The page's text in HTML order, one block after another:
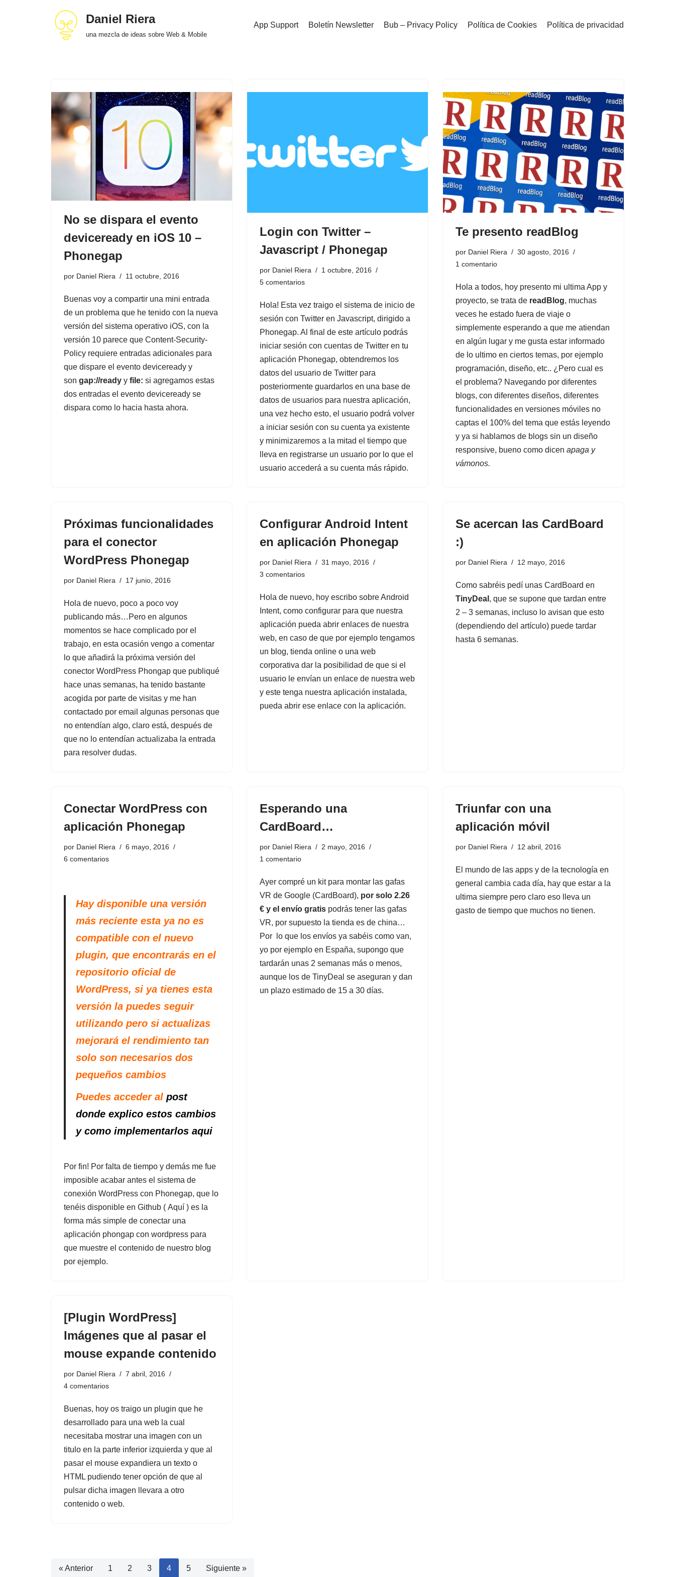
Daniel Riera
una mezcla de ideas sobre Web & Mobile
App Support Boletín Newsletter Bub – Privacy Policy Política de Cookies Política de privacidad
No se dispara el evento
deviceready en iOS 10 –
Phonegap
por Daniel Riera 11 octubre, 2016
Buenas voy a compartir una mini entrada
de un problema que he tenido con la nueva
versión del sistema operativo iOS, con la
versión 10 parece que Content-Security-
Policy requiere entradas adicionales para
que dispare el evento deviceready y
son gap://ready y file: si agregamos estas
dos entradas el evento deviceready se
dispara como lo hacia hasta ahora.
Login con Twitter –
Javascript / Phonegap
por Daniel Riera
1 octubre, 2016
5 comentarios
Hola! Esta vez traigo el sistema de inicio de
sesión con Twitter en Javascript, dirigido a
Phonegap. Al final de este artículo podrás
iniciar sesión con cuentas de Twitter en tu
aplicación Phonegap, obtendremos los
datos del usuario de Twitter para
posteriormente guardarlos en una base de
datos de usuarios para nuestra aplicación,
una vez hecho esto, el usuario podrá volver
a iniciar sesión con su cuenta ya existente
y minimizaremos a la mitad el tiempo que
lleva en registrarse un usuario por lo que el
usuario accederá a su cuenta más rápido.
Te presento readBlog
por Daniel Riera
30 agosto, 2016
1 comentario
Hola a todos, hoy presento mi ultima App y
proyecto, se trata de readBlog, muchas
veces he estado fuera de viaje o
simplemente esperando a que me atiendan
en algún lugar y me gusta estar informado
de lo ultimo en ciertos temas, por ejemplo
programación, diseño, etc.. ¿Pero cual es
el problema? Navegando por diferentes
blogs, con diferentes diseños, diferentes
funcionalidades en versiones móviles no
captas el 100% del tema que estás leyendo
y ya si hablamos de blogs sin un diseño
responsive, bueno como dicen apaga y
vámonos.
Próximas funcionalidades
para el conector
WordPress Phonegap
por Daniel Riera 17 junio, 2016
Hola de nuevo, poco a poco voy
publicando más…Pero en algunos
momentos se hace complicado por el
trabajo, en esta ocasión vengo a comentar
lo que añadirá la próxima versión del
conector WordPress Phongap que publiqué
hace unas semanas, ha tenido bastante
acogida por parte de visitas y me han
contactado por email algunas personas que
no entendían algo, claro está, después de
que no lo entendían actualizaba la entrada
para resolver dudas.
Configurar Android Intent
en aplicación Phonegap
por Daniel Riera
31 mayo, 2016
3 comentarios
Hola de nuevo, hoy escribo sobre Android
Intent, como configurar para que nuestra
aplicación pueda abrir enlaces de nuestra
web, en caso de que por ejemplo tengamos
un blog, tienda online o una web
corporativa dar la posibilidad de que si el
usuario le envían un enlace de nuestra web
y este tenga nuestra aplicación instalada,
pueda abrir ese enlace con la aplicación.
Se acercan las CardBoard
:)
por Daniel Riera 12 mayo, 2016
Como sabréis pedí unas CardBoard en
TinyDeal , que se supone que tardan entre
2 – 3 semanas, incluso lo avisan que esto
(dependiendo del artículo) puede tardar
hasta 6 semanas.
Conectar WordPress con
aplicación Phonegap
por Daniel Riera
6 mayo, 2016
6 comentarios
Hay disponible una versión
más reciente esta ya no es
compatible con el nuevo
plugin, que encontrarás en el
repositorio oficial de
WordPress, si ya tienes esta
versión la puedes seguir
utilizando pero si actualizas
mejorará el rendimiento tan
solo son necesarios dos
pequeños cambios
Puedes acceder al post
donde explico estos cambios
y como implementarlos aqui
Por fin! Por falta de tiempo y demás me fue
imposible acabar antes el sistema de
conexión WordPress con Phonegap, que lo
tenéis disponible en Github ( Aquí ) es la
forma más simple de conectar una
aplicación phongap con wordpress para
que muestre el contenido de nuestro blog
por ejemplo.
Esperando una
CardBoard…
por Daniel Riera
2 mayo, 2016
1 comentario
Ayer compré un kit para montar las gafas
VR de Google (CardBoard), por solo 2.26
€ y el envío gratis podrás tener las gafas
VR, por supuesto la tienda es de china…
Por lo que los envíos ya sabéis como van,
yo por ejemplo en España, supongo que
tardarán unas 2 semanas más o menos,
aunque los de TinyDeal se aseguran y dan
un plazo estimado de 15 a 30 días.
Triunfar con una
aplicación móvil
por Daniel Riera 12 abril, 2016
El mundo de las apps y de la tecnología en
general cambia cada día, hay que estar a la
ultima siempre pero claro eso lleva un
gasto de tiempo que muchos no tienen.
[Plugin WordPress]
Imágenes que al pasar el
mouse expande contenido
por Daniel Riera
7 abril, 2016
4 comentarios
Buenas, hoy os traigo un plugin que he
desarrollado para una web la cual
necesitaba mostrar una imagen con un
titulo en la parte inferior izquierda y que al
pasar el mouse expandiera un texto o
HTML pudiendo tener opción de que al
pulsar dicha imagen llevara a otro
contenido o web.
« Anterior 1 2 3 4 5 Siguiente »